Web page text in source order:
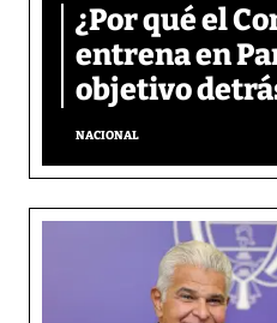
¿Por qué el
entrena en
objetivo
NACIONAL